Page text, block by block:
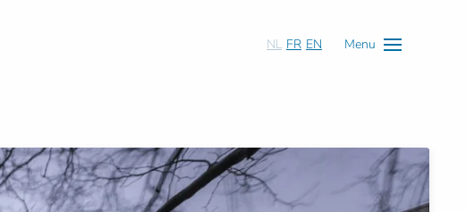
NL FR EN Menu